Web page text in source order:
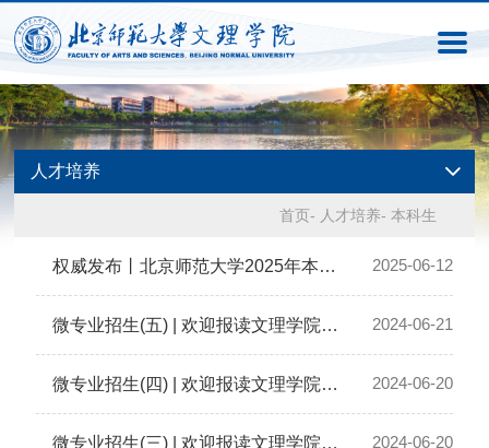
人才培养
首页- 人才培养- 本科生
2025-06-12
权威发布丨北京师范大学2025年本科招生章程
2024-06-21
微专业招生(五) | 欢迎报读文理学院应用英语微专业
2024-06-20
微专业招生(四) | 欢迎报读文理学院系统思维与科学决策微专业
2024-06-20
微专业招生(三) | 欢迎报读文理学院资源环境监测应用微专业